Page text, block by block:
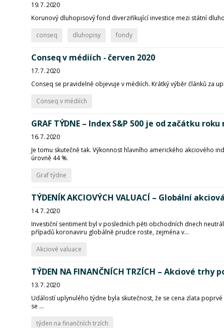
19. 7. 2020
Korunový dluhopisový fond diverzifikující investice mezi státní
conseq
dluhopisy fondy
Conseq v médiích - červen 2020
17. 7. 2020
Conseq se pravidelně objevuje v médiích. Krátký výběr článků za
Conseq v médiích
GRAF TÝDNE – Index S&P 500 je od začátku roku
16. 7. 2020
Je tomu skutečně tak. Výkonnost hlavního amerického akciového
úrovně 44 %.
Graf týdne
TÝDENÍK AKCIOVÝCH VALUACÍ – Globální
14. 7. 2020
Investiční sentiment byl v posledních pěti obchodních dnech
případů koronaviru globálně prudce roste, zejména v...
Akciové valuace
TÝDEN NA FINANČNÍCH TRZÍCH – Akciové trhy
13. 7. 2020
Událostí uplynulého týdne byla skutečnost, že se cena zlata
se ...
týden na finančních trzích